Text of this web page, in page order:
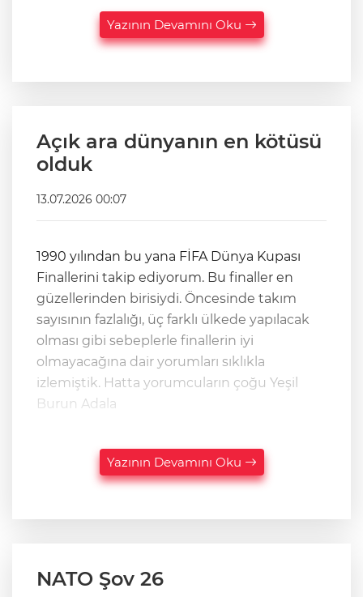
Yazının Devamını Oku
Açık ara dünyanın en kötüsü
olduk
13.07.2026 00:07
1990 yılından bu yana FİFA Dünya Kupası
Finallerini takip ediyorum. Bu finaller en
güzellerinden birisiydi. Öncesinde takım
sayısının fazlalığı, üç farklı ülkede yapılacak
olması gibi sebeplerle finallerin iyi
olmayacağına dair yorumları sıklıkla
izlemiştik. Hatta yorumcuların çoğu Yeşil
Burun Adala
Yazının Devamını Oku
NATO Şov 26